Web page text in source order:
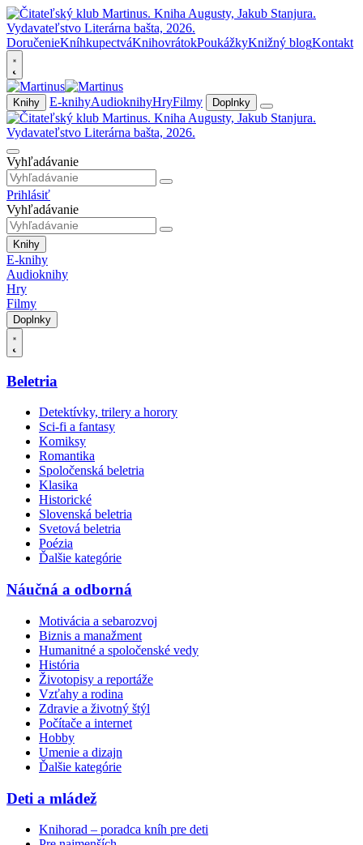
DoručenieKníhkupectváKnihovrátokPoukážkyKnižný blogKontakt
Knihy E-knihyAudioknihyHryFilmy Doplnky
Vyhľadávanie
Prihlásiť
Vyhľadávanie
Knihy
E-knihy
Audioknihy
Hry
Filmy
Doplnky
Beletria
Detektívky, trilery a horory
Sci-fi a fantasy
Komiksy
Romantika
Spoločenská beletria
Klasika
Historické
Slovenská beletria
Svetová beletria
Poézia
Ďalšie kategórie
Náučná a odborná
Motivácia a sebarozvoj
Biznis a manažment
Humanitné a spoločenské vedy
História
Životopisy a reportáže
Vzťahy a rodina
Zdravie a životný štýl
Počítače a internet
Hobby
Umenie a dizajn
Ďalšie kategórie
Deti a mládež
Knihorad – poradca kníh pre deti